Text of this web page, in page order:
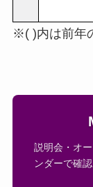
※( )内は前年
説明会・オ
ンダーで確